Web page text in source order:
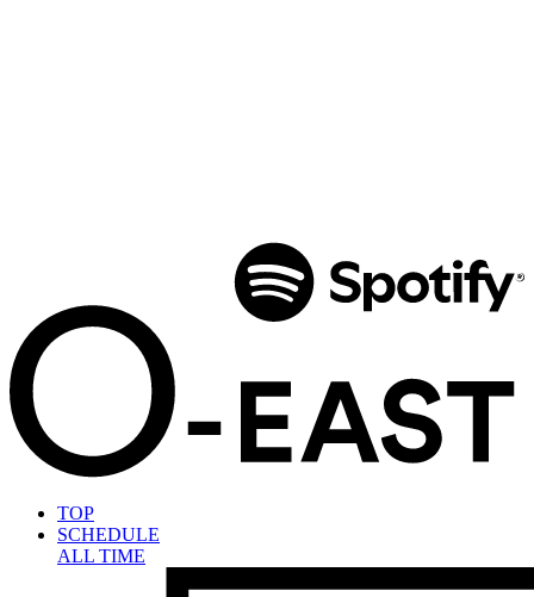
TOP
SCHEDULE
ALL TIME